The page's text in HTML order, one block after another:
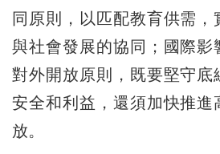
同原則，以匹配教育供需，
與社會發展的協同；國際影
對外開放原則，既要堅守底
安全和利益，還須加快推進
放。